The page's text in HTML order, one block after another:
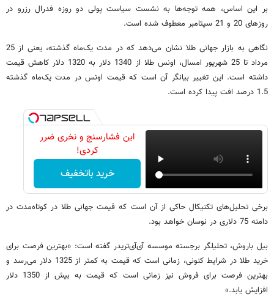
بر این اساس، همه توجه‌ها به نشست سیاست پولی دو روزه فدرال رزرو در
روزهای 20 و 21 سپتامبر معطوف شده است.
نگاهی به بازار جهانی طلا نشان می‌دهد که در مدت یک‌ماه گذشته، یعنی از 25
مرداد تا 25 شهریور امسال، اونس طلا از 1340 دلار به 1320 دلار کاهش قیمت
داشته است. این تغییر بیانگر آن است که قیمت اونس در مدت یک‌ماه گذشته
1.5 درصد افت پیدا کرده است.
این فشارسنج و نخری ضرر
کردی!
خرید باتخفیف
برخی تحلیل‌های تکنیکال حاکی از آن است که قیمت جهانی طلا در کوتاه‌مدت در
دامنه 75 دلاری در نوسان خواهد بود.
بیل باروش، تحلیلگر برجسته موسسه آی‌آی‌تریدر گفته است: «بهترین فرصت برای
خرید طلا در شرایط کنونی، زمانی است که قیمت به کمتر از 1325 دلار می‌رسد و
بهترین فرصت برای فروش نیز زمانی است که قیمت به بیش از 1350 دلار
افزایش یابد.»